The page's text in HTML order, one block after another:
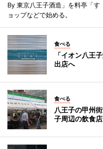
By 東京八王子酒造」を料亭「
ョップなどで始める。
食べる
「イオン八王
出店へ
食べる
八王子の甲州
子周辺の飲食